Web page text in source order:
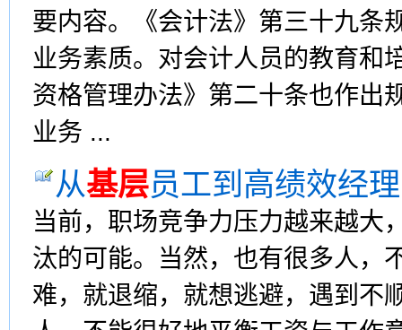
要内容。《会计法》第三十九条
业务素质。对会计人员的教育和
资格管理办法》第二十条也作出
业务 ...
从基层员工到高绩效经
当前，职场竞争力压力越来越大
汰的可能。当然，也有很多人，
难，就退缩，就想逃避，遇到